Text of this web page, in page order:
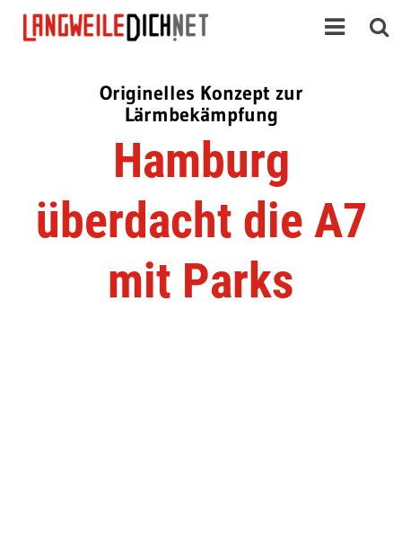
Originelles Konzept zur
Lärmbekämpfung
Hamburg
überdacht die A7
mit Parks